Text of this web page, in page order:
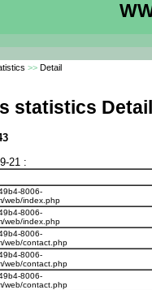
>> Detail
statistics Detail
21 :
8006-
web/index.php
8006-
web/index.php
8006-
web/contact.php
8006-
web/contact.php
8006-
web/contact.php